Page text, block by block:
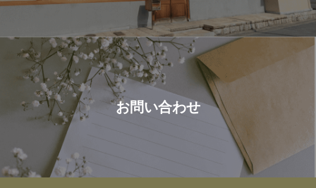
お問い合わせ